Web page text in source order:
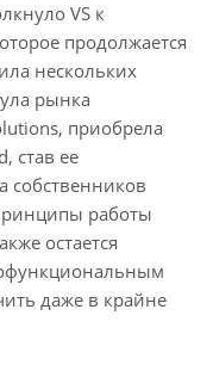
VS к
продолжается
нескольких
рынка
приобрела
став ее
собственников
работы
остается
даже в крайне